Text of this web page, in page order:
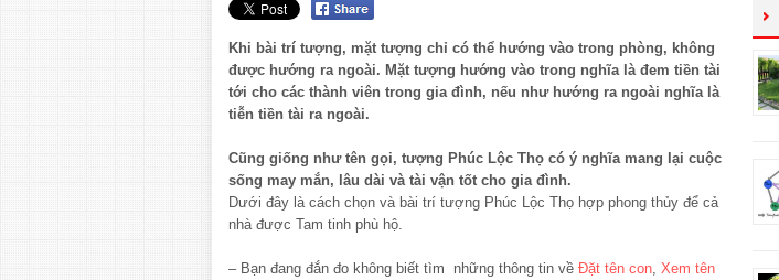
Khi bài trí tượng, mặt tượng chỉ có thể hướng vào trong phòng, không
được hướng ra ngoài. Mặt tượng hướng vào trong nghĩa là đem tiền tài
tới cho các thành viên trong gia đình, nếu như hướng ra ngoài nghĩa là
tiễn tiền tài ra ngoài.
Cũng giống như tên gọi, tượng Phúc Lộc Thọ có ý nghĩa mang lại cuộc
sống may mắn, lâu dài và tài vận tốt cho gia đình.
Dưới đây là cách chọn và bài trí tượng Phúc Lộc Thọ hợp phong thủy để cả
nhà được Tam tinh phù hộ.
– Bạn đang đắn đo không biết tìm những thông tin về Đặt tên con Xem tên